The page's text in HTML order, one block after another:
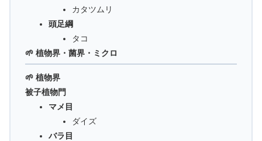
カタツムリ
頭足綱
タコ
🌱 植物界・菌界・ミクロ
🌱 植物界
被子植物門
マメ目
ダイズ
バラ目